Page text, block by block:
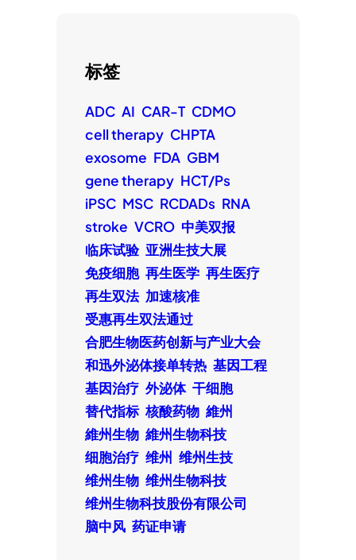
标签
ADC AI CAR-T CDMO
cell therapy CHPTA
exosome FDA GBM
gene therapy HCT/Ps
iPSC MSC RCDADs RNA
stroke VCRO 中美双报
临床试验 亚洲生技大展
免疫细胞 再生医学 再生医疗
再生双法 加速核准
受惠再生双法通过
合肥生物医药创新与产业大会
和迅外泌体接单转热 基因工程
基因治疗 外泌体 干细胞
替代指标 核酸药物 維州
維州生物 維州生物科技
细胞治疗 维州 维州生技
维州生物 维州生物科技
维州生物科技股份有限公司
脑中风 药证申请